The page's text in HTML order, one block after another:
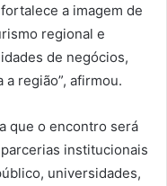
a imagem de
regional e
de negócios,
região”, afirmou.
que o encontro será
institucionais
universidades,